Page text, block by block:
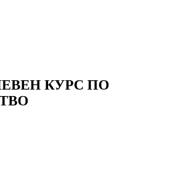
КУРС ПО